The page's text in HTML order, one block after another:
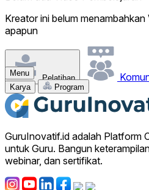
Kreator ini belum
apapun
Pelatihan
Menu
Karya
Program
GuruInovatif.id adalah Platform
untuk Guru. Bangun
webinar, dan sertifikat.